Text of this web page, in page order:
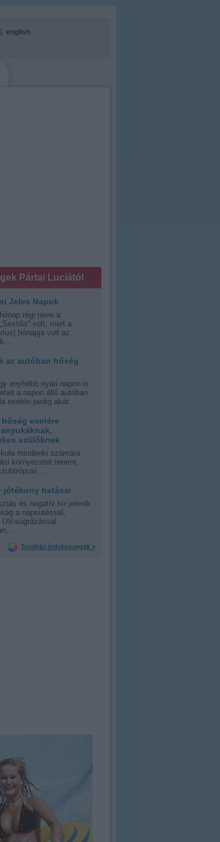
english
Pártai Luciától
Jeles Napok
régi neve a
volt, mert a
hónapja volt az
az autóban hőség
enyhébb nyári napon is
a napon álló autóban
esetén pedig akár...
esetére
szülőknek
mindenki számára
környezetet teremt,
jótékony hatásai
és negatív hír jelenik
a napsütéssel,
sugrázással
További érdekességek »